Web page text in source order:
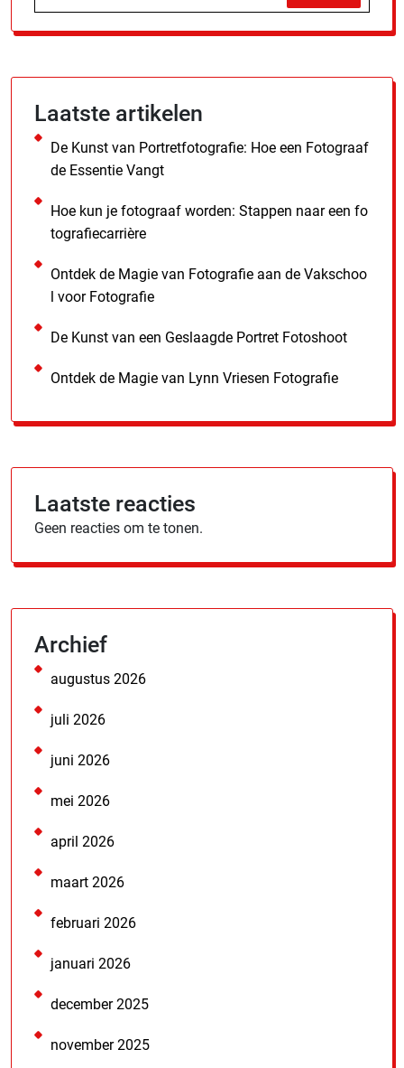
Laatste artikelen
De Kunst van Portretfotografie: Hoe een Fotograaf
de Essentie Vangt
Hoe kun je fotograaf worden: Stappen naar een fo
tografiecarrière
Ontdek de Magie van Fotografie aan de Vakschoo
l voor Fotografie
De Kunst van een Geslaagde Portret Fotoshoot
Ontdek de Magie van Lynn Vriesen Fotografie
Laatste reacties
Geen reacties om te tonen.
Archief
augustus 2026
juli 2026
juni 2026
mei 2026
april 2026
maart 2026
februari 2026
januari 2026
december 2025
november 2025